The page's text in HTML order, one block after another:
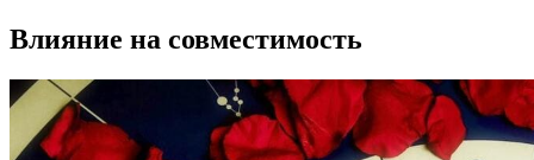
Влияние на совместимость